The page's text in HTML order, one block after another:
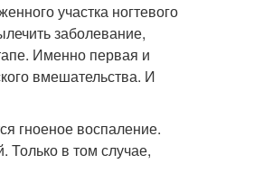
участка ногтевого
заболевание,
Именно первая и
вмешательства. И
гноеное воспаление.
Только в том случае,